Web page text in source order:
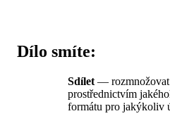
Dílo smíte:
Sdílet — rozmnožovat
prostřednictvím
formátu pro jakýkoliv